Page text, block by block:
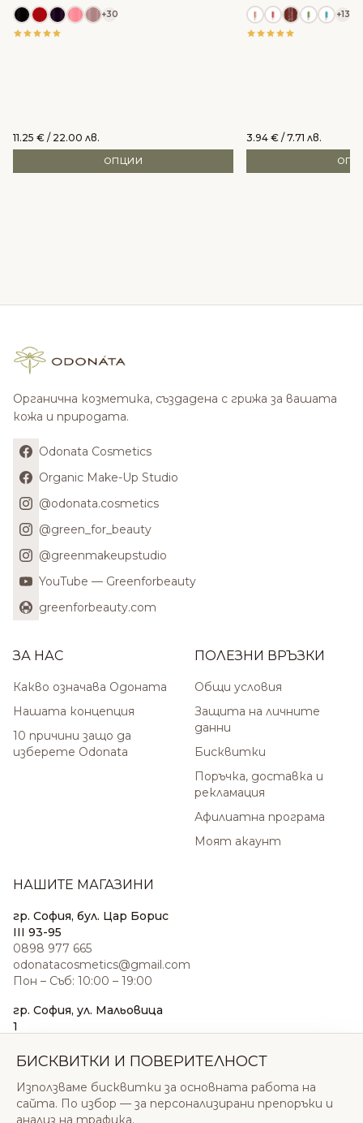
+30
11.25 € / 22.00 лв.
ОПЦИИ
+13
3.94 € / 7.71 лв.
Органична козметика, създадена с грижа за вашата
кожа и природата.
Odonata Cosmetics
Organic Make-Up Studio
@odonata.cosmetics
@green_for_beauty
@greenmakeupstudio
YouTube — Greenforbeauty
greenforbeauty.com
ЗА НАС
Какво означава Одоната
Нашата концепция
10 причини защо да
изберете Odonata
ПОЛЕЗНИ ВРЪЗКИ
Общи условия
Защита на личните
данни
Бисквитки
Поръчка, доставка и
рекламация
Афилиатна програма
Моят акаунт
НАШИТЕ МАГАЗИНИ
гр. София, бул. Цар Борис
III 93-95
0898 977 665
odonatacosmetics@gmail.com
Пон – Съб: 10:00 – 19:00
гр. София, ул. Мальовица
1
sales@odonatacosmetics.com
Нед: 11:00 – 18:00
БИСКВИТКИ И ПОВЕРИТЕЛНОСТ
Използваме бисквитки за основната работа на
сайта. По избор — за персонализирани препоръки и
анализ на трафика.